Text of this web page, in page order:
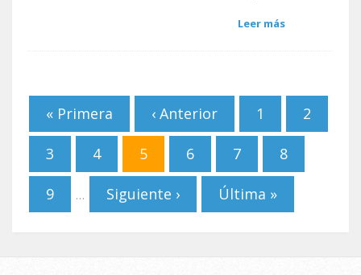
Leer más
Páginas
« Primera ‹ Anterior 1 2
3 4 5 6 7 8
9 … Siguiente › Última »